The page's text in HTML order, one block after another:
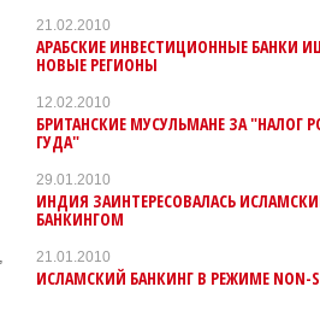
21.02.2010
АРАБСКИЕ ИНВЕСТИЦИОННЫЕ БАНКИ
НОВЫЕ РЕГИОНЫ
12.02.2010
БРИТАНСКИЕ МУСУЛЬМАНЕ ЗА "НАЛОГ
ГУДА"
29.01.2010
ИНДИЯ ЗАИНТЕРЕСОВАЛАСЬ
БАНКИНГОМ
21.01.2010
ИСЛАМСКИЙ БАНКИНГ В РЕЖИМЕ NON-